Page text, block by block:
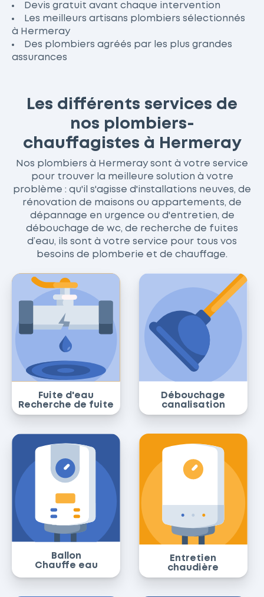
Devis gratuit avant chaque intervention
Les meilleurs artisans plombiers sélectionnés
à Hermeray
Des plombiers agréés par les plus grandes
assurances
Les différents services de
nos plombiers-
chauffagistes à Hermeray
Nos plombiers à Hermeray sont à votre service
pour trouver la meilleure solution à votre
problème : qu'il s'agisse d'installations neuves, de
rénovation de maisons ou appartements, de
dépannage en urgence ou d'entretien, de
débouchage de wc, de recherche de fuites
d’eau, ils sont à votre service pour tous vos
besoins de plomberie et de chauffage.
Fuite d'eau
Recherche de fuite
Débouchage
canalisation
Ballon
Chauffe eau
Entretien
chaudière